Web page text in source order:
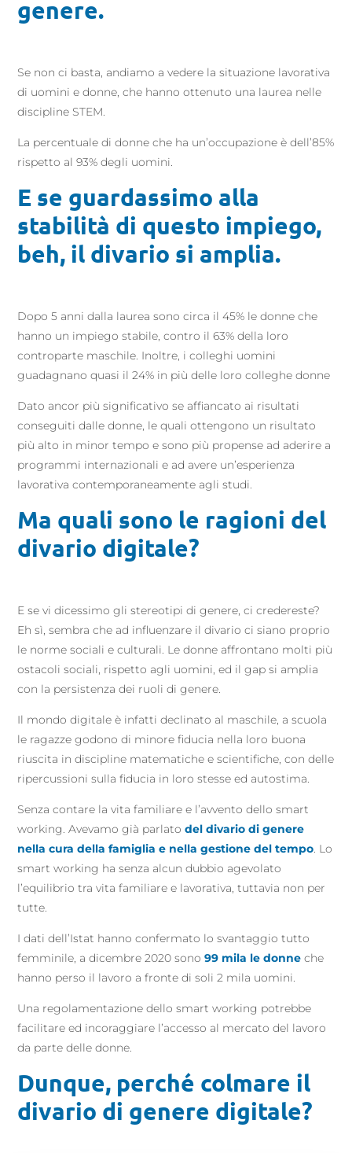
genere.
Se non ci basta, andiamo a vedere la situazione lavorativa
di uomini e donne, che hanno ottenuto una laurea nelle
discipline STEM.
La percentuale di donne che ha un’occupazione è dell’85%
rispetto al 93% degli uomini.
E se guardassimo alla
stabilità di questo impiego,
beh, il divario si amplia.
Dopo 5 anni dalla laurea sono circa il 45% le donne che
hanno un impiego stabile, contro il 63% della loro
controparte maschile. Inoltre, i colleghi uomini
guadagnano quasi il 24% in più delle loro colleghe donne
Dato ancor più significativo se affiancato ai risultati
conseguiti dalle donne, le quali ottengono un risultato
più alto in minor tempo e sono più propense ad aderire a
programmi internazionali e ad avere un’esperienza
lavorativa contemporaneamente agli studi.
Ma quali sono le ragioni del
divario digitale?
E se vi dicessimo gli stereotipi di genere, ci credereste?
Eh sì, sembra che ad influenzare il divario ci siano proprio
le norme sociali e culturali. Le donne affrontano molti più
ostacoli sociali, rispetto agli uomini, ed il gap si amplia
con la persistenza dei ruoli di genere.
Il mondo digitale è infatti declinato al maschile, a scuola
le ragazze godono di minore fiducia nella loro buona
riuscita in discipline matematiche e scientifiche, con delle
ripercussioni sulla fiducia in loro stesse ed autostima.
Senza contare la vita familiare e l’avvento dello smart
working. Avevamo già parlato del divario di genere
nella cura della famiglia e nella gestione del tempo . Lo
smart working ha senza alcun dubbio agevolato
l’equilibrio tra vita familiare e lavorativa, tuttavia non per
tutte.
I dati dell’Istat hanno confermato lo svantaggio tutto
femminile, a dicembre 2020 sono99 mila le donne che
hanno perso il lavoro a fronte di soli 2 mila uomini.
Una regolamentazione dello smart working potrebbe
facilitare ed incoraggiare l’accesso al mercato del lavoro
da parte delle donne.
Dunque, perché colmare il
divario di genere digitale?